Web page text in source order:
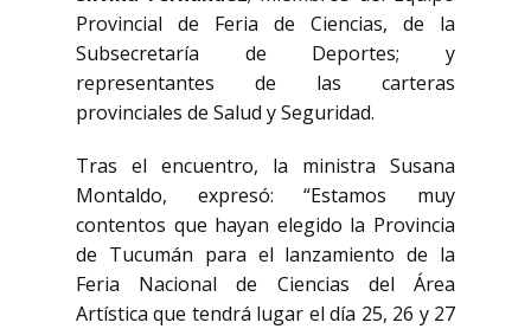
Provincial de Feria de Ciencias, de la
Subsecretaría de Deportes; y
representantes de las carteras
provinciales de Salud y Seguridad.
Tras el encuentro, la ministra Susana
Montaldo, expresó: “Estamos muy
contentos que hayan elegido la Provincia
de Tucumán para el lanzamiento de la
Feria Nacional de Ciencias del Área
Artística que tendrá lugar el día 25, 26 y 27